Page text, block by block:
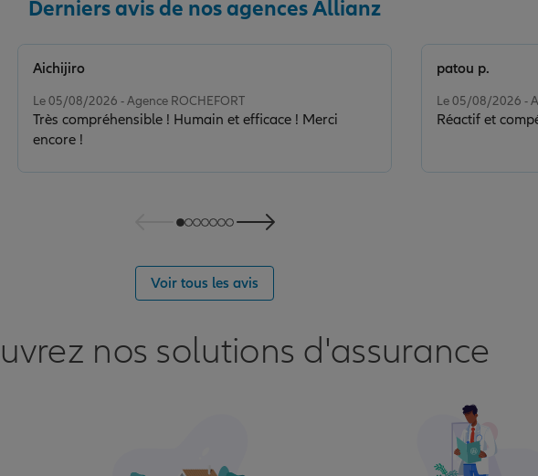
1ER
Derniers avis de nos agences Allianz
Le 05/08/2026 - Agence ROCHEFORT
Très compréhensible ! Humain et efficace ! Merci
encore !
Aichijiro
Le 05/08/2026 -
Réactif et
patou p.
Voir tous les avis
nos solutions d'assurance